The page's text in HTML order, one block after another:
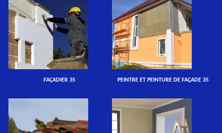
FAÇADIER 35 PEINTRE ET PEINTURE DE FAÇADE 35